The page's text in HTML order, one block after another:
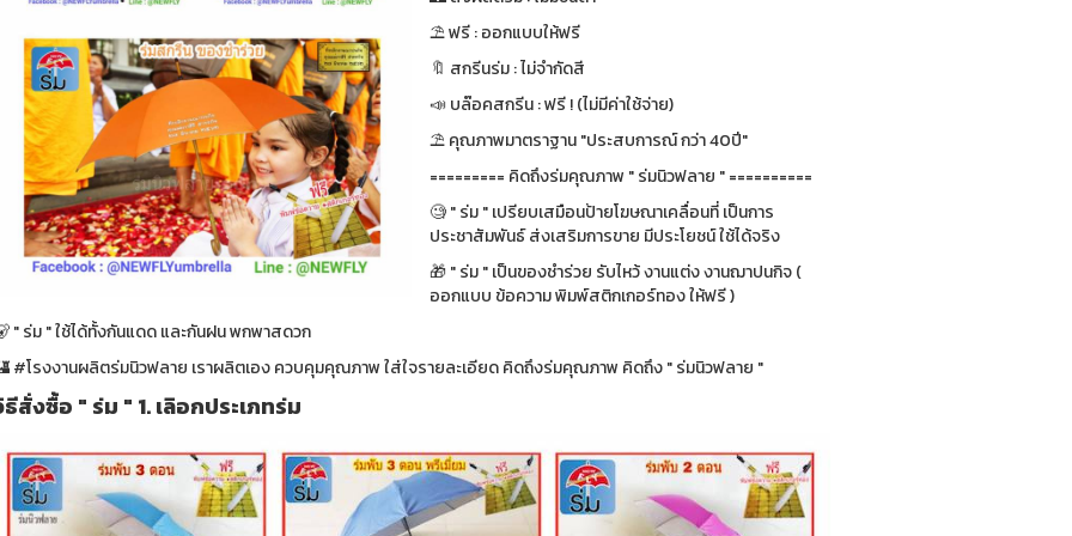
⛱ ฟรี : ออกแบบให้ฟรี
🔖 สกรีนร่ม : ไม่จำกัดสี
📣 บล๊อคสกรีน : ฟรี ! (ไม่มีค่าใช้จ่าย)
⛱ คุณภาพมาตราฐาน "ประสบการณ์ กว่า 40ปี"
========= คิดถึงร่มคุณภาพ " ร่มนิวฟลาย " ==========
🧐 " ร่ม " เปรียบเสมือนป้ายโฆษณาเคลื่อนที่ เป็นการ
ประชาสัมพันธ์ ส่งเสริมการขาย มีประโยชน์ ใช้ได้จริง
🎁 " ร่ม " เป็นของชำร่วย รับไหว้ งานแต่ง งานฌาปนกิจ (
ออกแบบ ข้อความ พิมพ์สติกเกอร์ทอง ให้ฟรี )
" ร่ม " ใช้ได้ทั้งกันแดด และกันฝน พกพาสดวก
#โรงงานผลิตร่มนิวฟลาย เราผลิตเอง ควบคุมคุณภาพ ใส่ใจรายละเอียด คิดถึงร่มคุณภาพ คิดถึง " ร่มนิวฟลาย "
สั่งซื้อ " ร่ม " 1. เลิอกประเภทร่ม